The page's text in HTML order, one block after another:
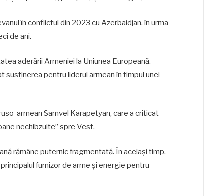
în conflictul din 2023 cu Azerbaidjan, în urma
de ani.
aderării Armeniei la Uniunea Europeană.
pentru liderul armean în timpul unei
armean Samvel Karapetyan, care a criticat
nechibzuite” spre Vest.
rămâne puternic fragmentată. În același timp,
furnizor de arme și energie pentru